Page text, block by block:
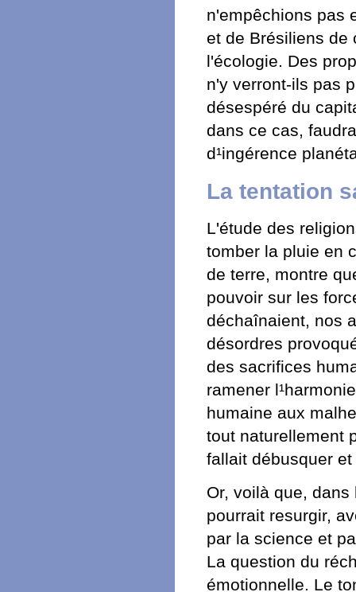
n'empêchions pas
et de Brésiliens de
l'écologie. Des
n'y verront-ils pas
désespéré du
dans ce cas,
d¹ingérence
La tentation
L'étude des
tomber la pluie en
de terre, montre
pouvoir sur les
déchaînaient, nos
désordres
des sacrifices
ramener
humaine aux
tout naturellement
fallait débusquer
Or, voilà que,
pourrait resurgir,
par la science et
La question du
émotionnelle. Le